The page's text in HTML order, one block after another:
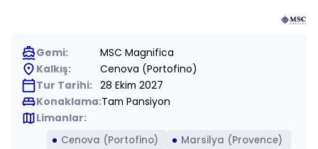
directions_boatGemi: MSC Magnifica
place Kalkış: Cenova (Portofino)
calendar_todayTur Tarihi: 28 Ekim 2027
king_bedKonaklama:Tam Pansiyon
map Limanlar:
Cenova (Portofino)
Marsilya (Provence)